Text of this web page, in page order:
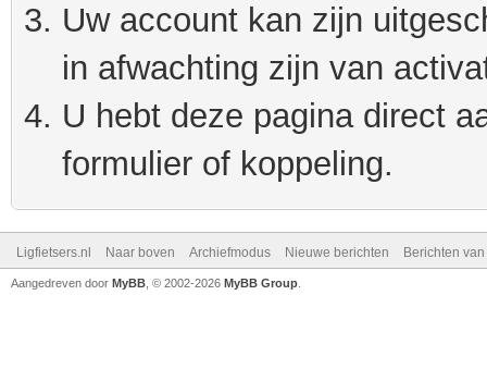
Uw account kan zijn
in afwachting zijn van
U hebt deze pagina direct
formulier of koppeling.
Ligfietsers.nl Naar boven Archiefmodus Nieuwe berichten Berichten
Aangedreven door MyBB , © 2002-2026 MyBB Group